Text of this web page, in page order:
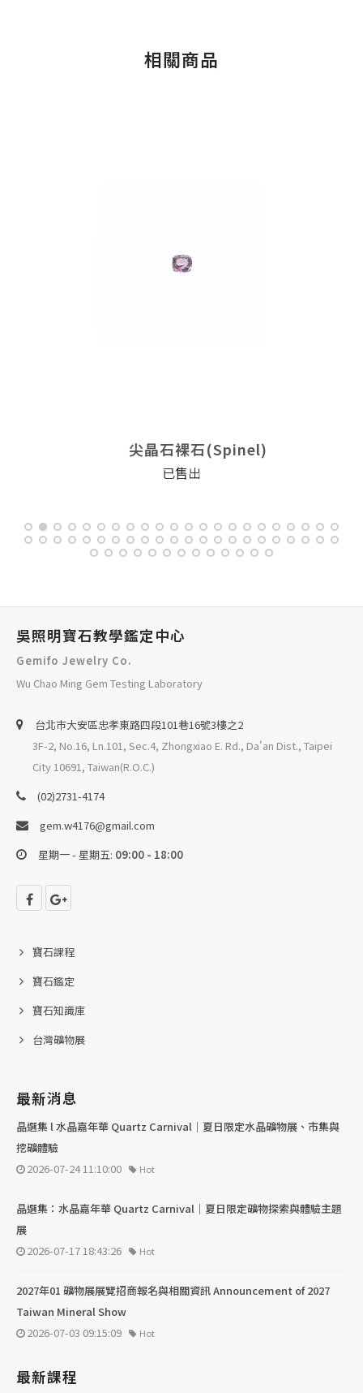
相關商品
尖晶石裸石(Spinel)
已售出
吳照明寶石教學鑑定中心
Gemifo Jewelry Co.
Wu Chao Ming Gem Testing Laboratory
台北巿大安區忠孝東路四段101巷16號3樓之2
3F-2, No.16, Ln.101, Sec.4, Zhongxiao E. Rd., Da'an Dist., Taipei
City 10691, Taiwan(R.O.C.)
(02)2731-4174
gem.w4176@gmail.com
星期一 - 星期五: 09:00 - 18:00
寶石課程
寶石鑑定
寶石知識庫
台灣礦物展
最新消息
晶選集 l 水晶嘉年華 Quartz Carnival｜夏日限定水晶礦物展、市集與
挖礦體驗
2026-07-24 11:10:00
Hot
晶選集：水晶嘉年華 Quartz Carnival｜夏日限定礦物探索與體驗主題
展
2026-07-17 18:43:26
Hot
2027年01 礦物展展覽招商報名與相關資訊 Announcement of 2027
Taiwan Mineral Show
2026-07-03 09:15:09
Hot
最新課程